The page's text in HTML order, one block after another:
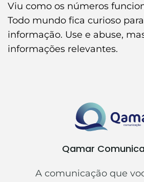
Viu como os números
Todo mundo fica curioso
informação. Use e abuse,
informações relevantes.
Qamar
A comunicação que